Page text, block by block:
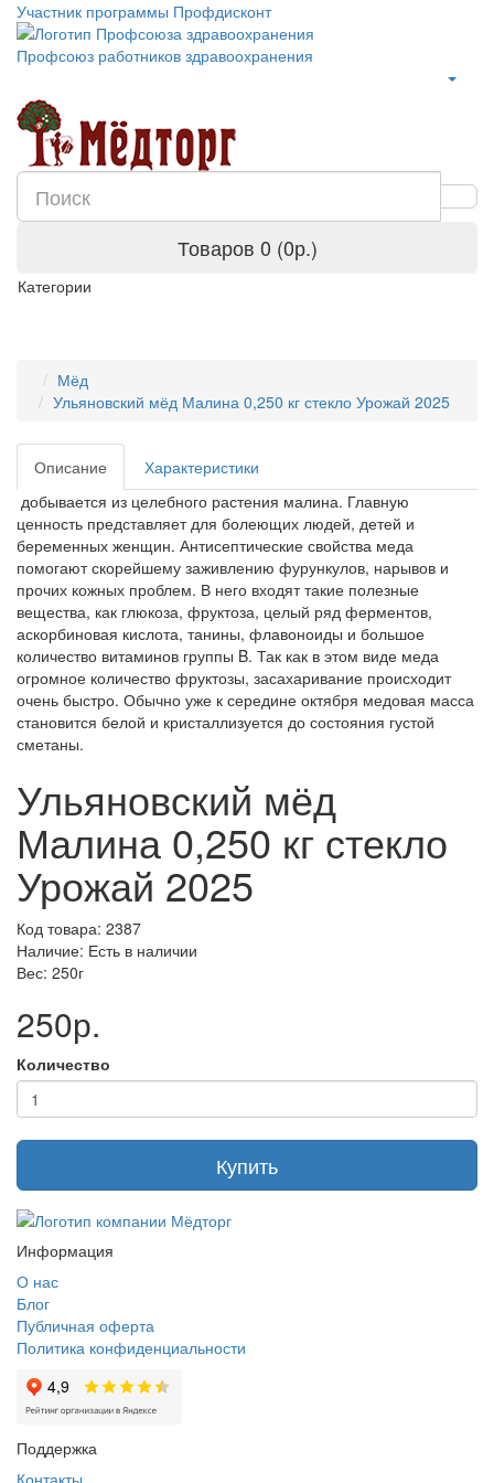
Участник программы Профдисконт
Профсоюз работников здравоохранения
Товаров 0 (0р.)
Категории
Мёд
Ульяновский мёд Малина 0,250 кг стекло Урожай 2025
Описание
Характеристики
добывается из целебного растения малина. Главную
ценность представляет для болеющих людей, детей и
беременных женщин. Антисептические свойства меда
помогают скорейшему заживлению фурункулов, нарывов и
прочих кожных проблем. В него входят такие полезные
вещества, как глюкоза, фруктоза, целый ряд ферментов,
аскорбиновая кислота, танины, флавоноиды и большое
количество витаминов группы B. Так как в этом виде меда
огромное количество фруктозы, засахаривание происходит
очень быстро. Обычно уже к середине октября медовая масса
становится белой и кристаллизуется до состояния густой
сметаны.
Ульяновский мёд
Малина 0,250 кг стекло
Урожай 2025
Код товара: 2387
Наличие: Есть в наличии
Вес: 250г
250р.
Количество
Купить
Информация
О нас
Блог
Публичная оферта
Политика конфиденциальности
Поддержка